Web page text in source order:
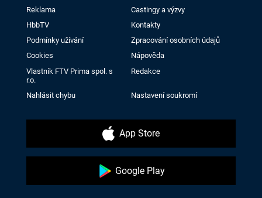
Reklama
Castingy a výzvy
HbbTV
Kontakty
Podmínky užívání
Zpracování osobních údajů
Cookies
Nápověda
Vlastník FTV Prima spol. s
r.o.
Redakce
Nahlásit chybu Nastavení soukromí
App Store
Google Play